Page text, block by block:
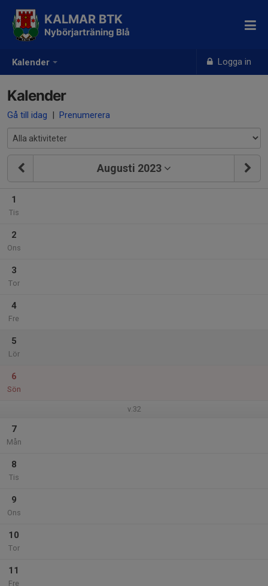
Kalender Logga in
KALMAR BTK
Nybörjarträning Blå
Kalender
Gå till idag | Prenumerera
Augusti 2023
1
Tis
2
Ons
3
Tor
4
Fre
5
Lör
6
Sön
v.32
7
Mån
8
Tis
9
Ons
10
Tor
11
Fre